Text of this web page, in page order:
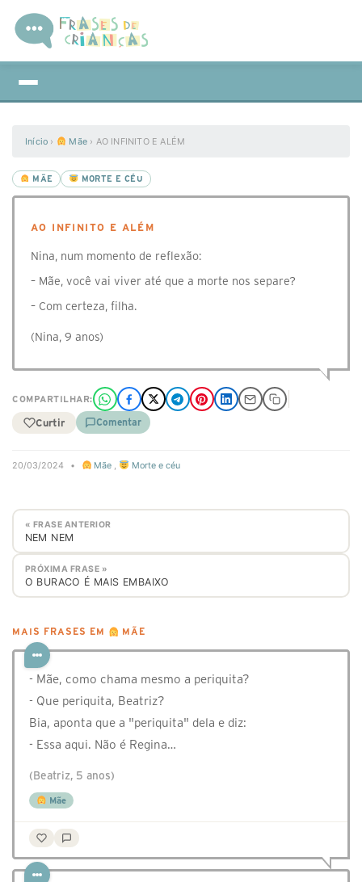
Início › Mãe › AO INFINITO E ALÉM
MÃE MORTE E CÉU
AO INFINITO E ALÉM
Nina, num momento de reflexão:
– Mãe, você vai viver até que a morte nos separe?
– Com certeza, filha.
(Nina, 9 anos)
COMPARTILHAR:
Curtir Comentar
20/03/2024 • Mãe , Morte e céu
« FRASE ANTERIOR
NEM NEM
PRÓXIMA FRASE »
O BURACO É MAIS EMBAIXO
MAIS FRASES EM MÃE
- Mãe, como chama mesmo a periquita?
- Que periquita, Beatriz?
Bia, aponta que a "periquita" dela e diz:
- Essa aqui. Não é Regina…
(Beatriz, 5 anos)
Mãe